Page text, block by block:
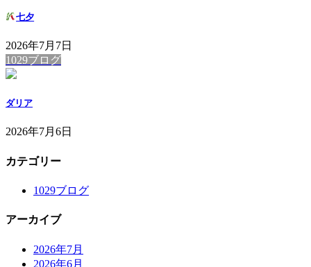
七夕
2026年7月7日
1029ブログ
ダリア
2026年7月6日
カテゴリー
1029ブログ
アーカイブ
2026年7月
2026年6月